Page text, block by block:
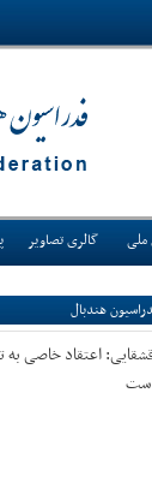
ملی گالری تصاویر
هندبال
اعتقاد خاصی به